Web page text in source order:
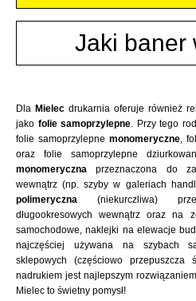
Jaki baner
Dla Mielec drukarnia oferuje również
jako folie samoprzylepne. Przy tego
folie samoprzylepne monomeryczne,
oraz folie samoprzylepne
monomeryczna przeznaczona do
wewnątrz (np. szyby w galeriach
polimeryczna (niekurczliwa)
długookresowych wewnątrz oraz na
samochodowe, naklejki na elewacje
najczęściej używana na szybach
sklepowych (częściowo
nadrukiem jest najlepszym
Mielec to świetny pomysł!